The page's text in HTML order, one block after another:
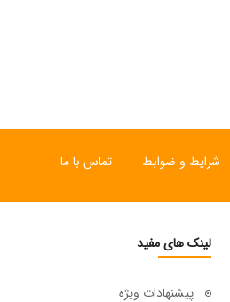
شرایط و ضوابط تماس با ما
لینک های مفید
پیشنهادات ویژه